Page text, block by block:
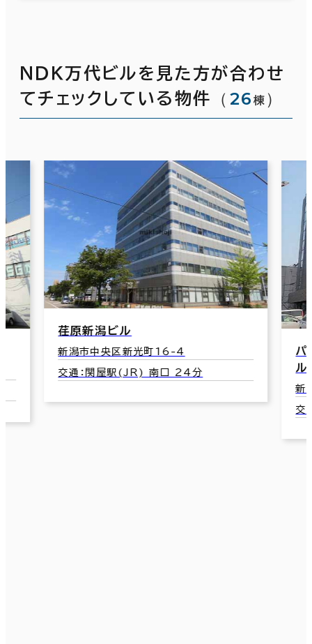
ＮＤＫ万代ビルを見た方が合わせ
てチェックしている物件
（ 26 棟 ）
パブリシティフレックスビル（ＰＦビ
ル）
総